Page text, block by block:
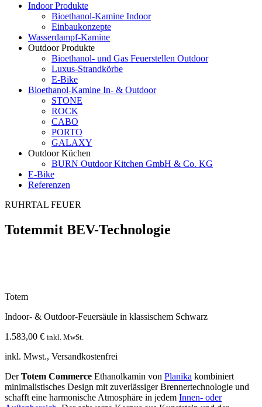
Indoor Produkte
Bioethanol-Kamine Indoor
Einbaukonzepte
Wasserdampf-Kamine
Outdoor Produkte
Bioethanol- und Gas Feuerstellen Outdoor
Luxus-Strandkörbe
E-Bike
Bioethanol-Kamine In- & Outdoor
STONE
ROCK
CABO
PORTO
GALAXY
Outdoor Küchen
BURN Outdoor Kitchen GmbH & Co. KG
E-Bike
Referenzen
RUHRTAL FEUER
Totemmit BEV-Technologie
Totem
Indoor- & Outdoor-Feuersäule in klassischem Schwarz
1.583,00 € inkl. MwSt.
inkl. Mwst., Versandkostenfrei
DerTotem Commerce Ethanolkamin von Planika kombiniert
minimalistisches Design mit zuverlässiger Brennertechnologie und
schafft eine harmonische Atmosphäre in jedem Innen- oder